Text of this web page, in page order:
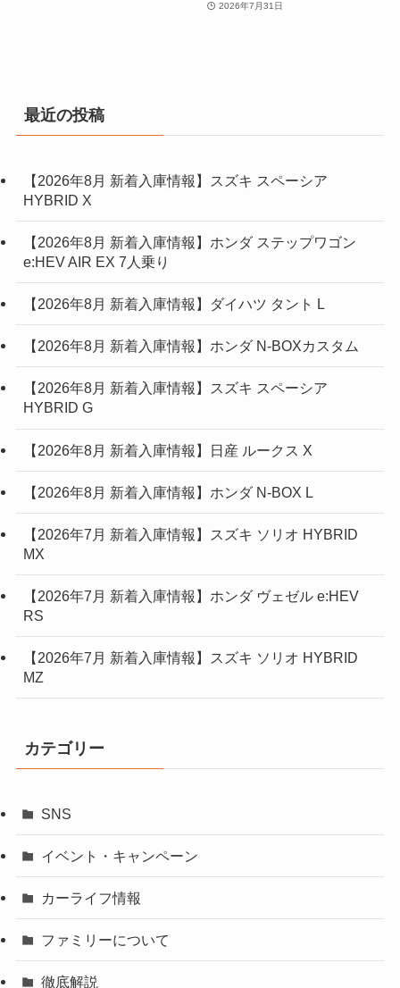
2026年7月31日
最近の投稿
【2026年8月 新着入庫情報】スズキ スペーシア
HYBRID X
【2026年8月 新着入庫情報】ホンダ ステップワゴン
e:HEV AIR EX 7人乗り
【2026年8月 新着入庫情報】ダイハツ タント L
【2026年8月 新着入庫情報】ホンダ N-BOXカスタム
【2026年8月 新着入庫情報】スズキ スペーシア
HYBRID G
【2026年8月 新着入庫情報】日産 ルークス X
【2026年8月 新着入庫情報】ホンダ N-BOX L
【2026年7月 新着入庫情報】スズキ ソリオ HYBRID
MX
【2026年7月 新着入庫情報】ホンダ ヴェゼル e:HEV
RS
【2026年7月 新着入庫情報】スズキ ソリオ HYBRID
MZ
カテゴリー
SNS
イベント・キャンペーン
カーライフ情報
ファミリーについて
徹底解説